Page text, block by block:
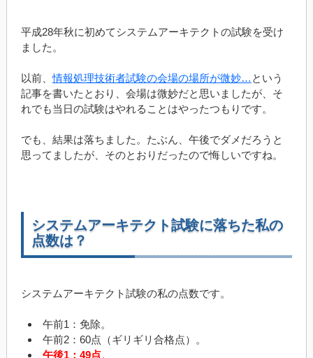
平成28年秋に初めてシステムアーキテクトの試験を受け
ました。
以前、情報処理技術者試験の会場の場所が微妙… という
記事を書いたとおり、会場は微妙だと思いましたが、そ
れでも当日の試験はやれることはやったつもりです。
でも、結果は落ちました。たぶん、午後でダメだろうと
思ってましたが、そのとおりだったので悔しいですね。
システムアーキテクト試験に落ちた私の
点数は？
システムアーキテクト試験の私の点数です。
午前1：免除。
午前2：60点（ギリギリ合格点）。
午後1：49点。